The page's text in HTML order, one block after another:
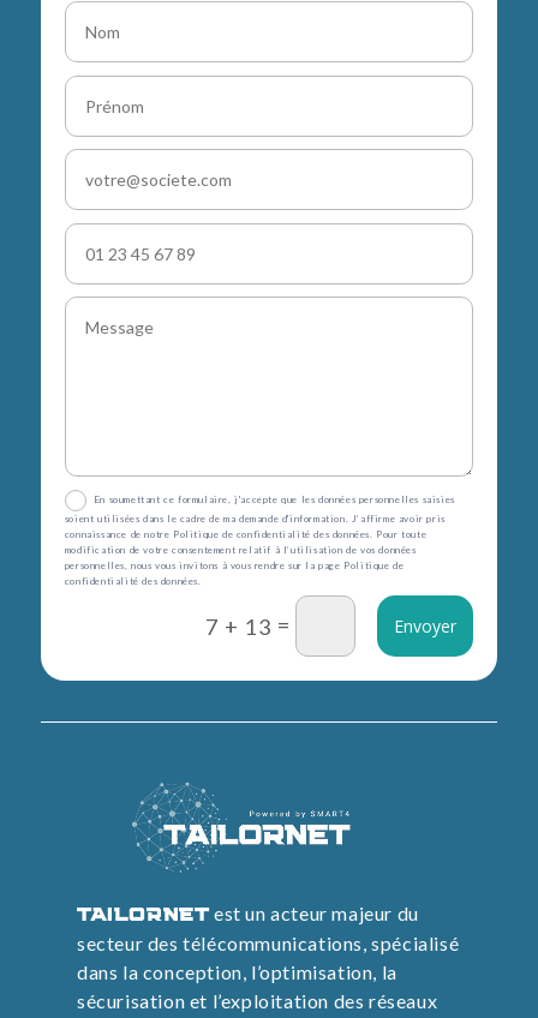
En soumettant ce formulaire, j'accepte que les données personnelles saisies
soient utilisées dans le cadre de ma demande d'information. J’affirme avoir pris
connaissance de notre Politique de confidentialité des données. Pour toute
modification de votre consentement relatif à l’utilisation de vos données
personnelles, nous vous invitons à vous rendre sur la page Politique de
confidentialité des données.
7 + 13 = Envoyer
TAILORNET est un acteur majeur du
secteur des télécommunications, spécialisé
dans la conception, l’optimisation, la
sécurisation et l’exploitation des réseaux